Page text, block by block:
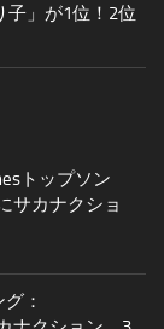
子」が1位！2位
トップソン
サカナクショ
：